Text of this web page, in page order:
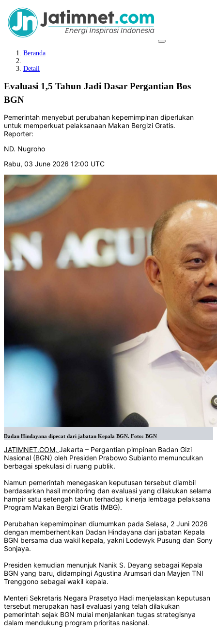
Beranda
Detail
Evaluasi 1,5 Tahun Jadi Dasar Pergantian Bos
BGN
Pemerintah menyebut perubahan kepemimpinan diperlukan
untuk memperkuat pelaksanaan Makan Bergizi Gratis.
Reporter:
ND. Nugroho
Rabu, 03 June 2026 12:00 UTC
Dadan Hindayana dipecat dari jabatan Kepala BGN. Foto: BGN
JATIMNET.COM, Jakarta – Pergantian pimpinan Badan Gizi
Nasional (BGN) oleh Presiden Prabowo Subianto memunculkan
berbagai spekulasi di ruang publik.
Namun pemerintah menegaskan keputusan tersebut diambil
berdasarkan hasil monitoring dan evaluasi yang dilakukan selama
hampir satu setengah tahun terhadap kinerja lembaga pelaksana
Program Makan Bergizi Gratis (MBG).
Perubahan kepemimpinan diumumkan pada Selasa, 2 Juni 2026
dengan memberhentikan Dadan Hindayana dari jabatan Kepala
BGN bersama dua wakil kepala, yakni Lodewyk Pusung dan Sony
Sonjaya.
Presiden kemudian menunjuk Nanik S. Deyang sebagai Kepala
BGN yang baru, didampingi Agustina Arumsari dan Mayjen TNI
Trenggono sebagai wakil kepala.
Menteri Sekretaris Negara Prasetyo Hadi menjelaskan keputusan
tersebut merupakan hasil evaluasi yang telah dilakukan
pemerintah sejak BGN mulai menjalankan tugas strategisnya
dalam mendukung program prioritas nasional.